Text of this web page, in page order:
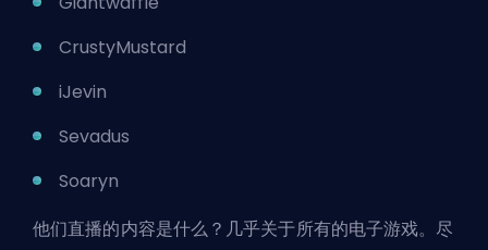
CrustyMustard
iJevin
Sevadus
Soaryn
他们直播的内容是什么？几乎关于所有的电子游戏。尽